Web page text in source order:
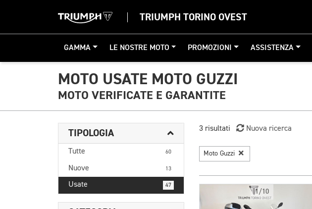
TRIUMPH TORINO OVEST
GAMMA LE NOSTRE MOTO PROMOZIONI ASSISTENZA
MOTO USATE MOTO GUZZI
MOTO VERIFICATE E GARANTITE
TIPOLOGIA
Tutte 60
Nuove 13
Usate 47
3 risultati Nuova ricerca
Moto Guzzi
1/10